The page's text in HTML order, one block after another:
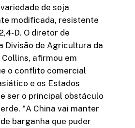
de soja
modificada, resistente
D. O diretor de
Divisão de Agricultura da
Collins, afirmou em
o conflito comercial
e os Estados
ser o principal obstáculo
"A China vai manter
barganha que puder